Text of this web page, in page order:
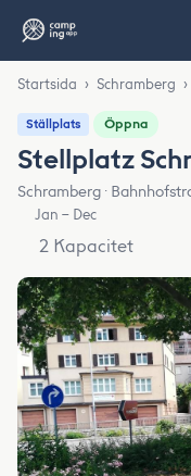
Startsida › Schramberg ›
Ställplats Öppna
Stellplatz
Schramberg ·
Jan – Dec
2 Kapacitet